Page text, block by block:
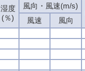
湿度
(％)
風向・風速(m/s)
風速 風向